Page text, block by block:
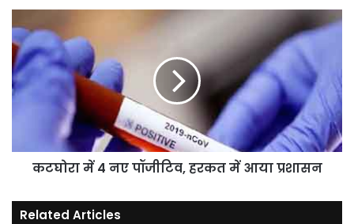
केयर
फण्ड
में
किया
दान।
में
4
नए
पॉजीटिव,
हरकत
प्रशासन
कटघोरा में 4 नए पॉजीटिव, हरकत में आया प्रशासन
Related Articles